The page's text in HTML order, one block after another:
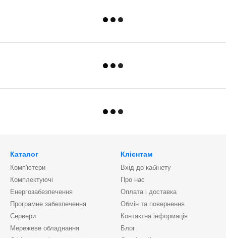
Каталог
Комп'ютери
Комплектуючі
Енергозабезпечення
Програмне забезпечення
Сервери
Мережеве обладнання
Клієнтам
Вхід до кабінету
Про нас
Оплата і доставка
Обмін та повернення
Контактна інформація
Блог